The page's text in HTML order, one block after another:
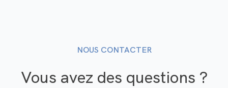
NOUS CONTACTER
Vous avez des questions ?